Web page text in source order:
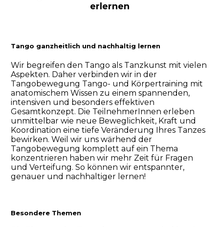
erlernen
Tango ganzheitlich und nachhaltig lernen
Wir begreifen den Tango als Tanzkunst mit vielen
Aspekten. Daher verbinden wir in der
Tangobewegung Tango- und Körpertraining mit
anatomischem Wissen zu einem spannenden,
intensiven und besonders effektiven
Gesamtkonzept. Die TeilnehmerInnen erleben
unmittelbar wie neue Beweglichkeit, Kraft und
Koordination eine tiefe Veränderung Ihres Tanzes
bewirken. Weil wir uns wärhend der
Tangobewegung komplett auf ein Thema
konzentrieren haben wir mehr Zeit für Fragen
und Verteifung. So können wir entspannter,
genauer und nachhaltiger lernen!
Besondere Themen